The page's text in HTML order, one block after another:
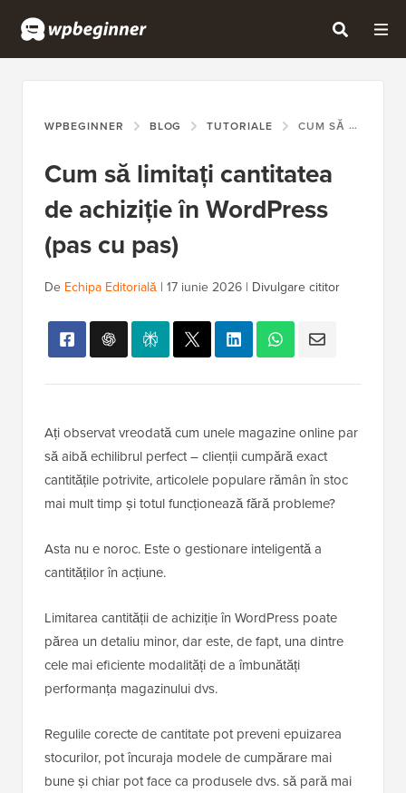
WPBEGINNER BLOG TUTORIALE CUM SĂ LIMITAȚI CANTITATEA DE ACHIZIȚIE ÎN WORDPRESS (PAS CU PAS)
Cum să limitați cantitatea
de achiziție în WordPress
(pas cu pas)
De Echipa Editorială | 17 iunie 2026 | Divulgare cititor
Ați observat vreodată cum unele magazine online par
să aibă echilibrul perfect – clienții cumpără exact
cantitățile potrivite, articolele populare rămân în stoc
mai mult timp și totul funcționează fără probleme?
Asta nu e noroc. Este o gestionare inteligentă a
cantităților în acțiune.
Limitarea cantității de achiziție în WordPress poate
părea un detaliu minor, dar este, de fapt, una dintre
cele mai eficiente modalități de a îmbunătăți
performanța magazinului dvs.
Regulile corecte de cantitate pot preveni epuizarea
stocurilor, pot încuraja modele de cumpărare mai
bune și chiar pot face ca produsele dvs. să pară mai